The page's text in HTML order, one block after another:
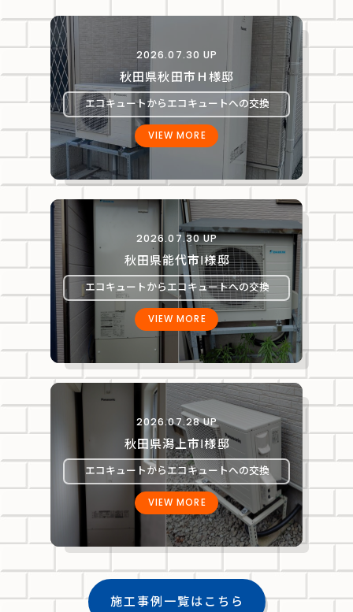
2026.07.30 UP
秋田県秋田市Ｈ様邸
エコキュートからエコキュートへの交換
VIEW MORE
2026.07.30 UP
秋田県能代市Ⅰ様邸
エコキュートからエコキュートへの交換
VIEW MORE
2026.07.28 UP
秋田県潟上市Ⅰ様邸
エコキュートからエコキュートへの交換
VIEW MORE
施工事例一覧はこちら